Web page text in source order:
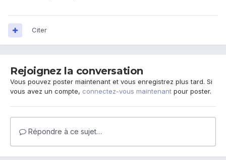
Citer
Rejoignez la conversation
Vous pouvez poster maintenant et vous enregistrez plus tard. Si
vous avez un compte, connectez-vous maintenant pour poster.
Répondre à ce sujet…